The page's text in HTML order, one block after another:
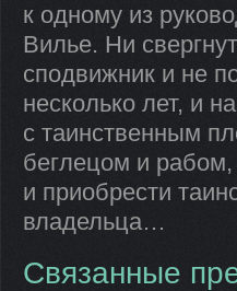
к одному из
Вилье. Ни
сподвижник и не
несколько лет, и
с таинственным
беглецом и
и приобрести
владельца…
Связанные